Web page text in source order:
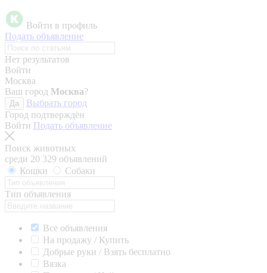
Войти в профиль
Подать объявление
Нет результатов
Войти
Москва
Ваш город Москва?
Да
Выбрать город
Город подтверждён
Войти Подать объявление
Поиск животных
среди 20 329 объявлений
Кошки
Собаки
Тип объявления
Все объявления
На продажу / Купить
Добрые руки / Взять бесплатно
Вязка